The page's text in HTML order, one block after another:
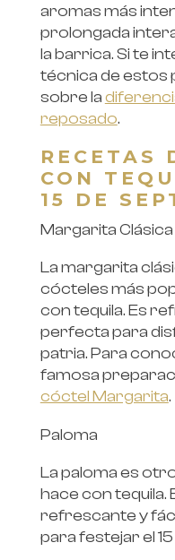
aromas más
prolongada
la barrica. Si te
técnica de estos
sobre la
reposado.
RECETAS
CON
15 DE
Margarita Clásica
La margarita
cócteles más
con tequila. Es
perfecta para
patria. Para
famosa
cóctel Margarita.
Paloma
La paloma es
hace con tequila.
refrescante y
para festejar el